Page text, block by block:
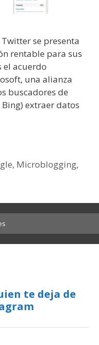
se presenta
rentable para sus
el acuerdo
una alianza
buscadores de
extraer datos
, Microblogging,